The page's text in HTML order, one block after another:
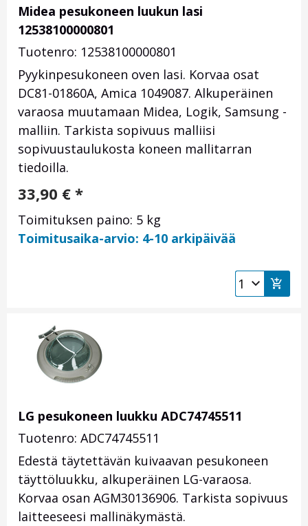
Midea pesukoneen luukun lasi
12538100000801
Tuotenro: 12538100000801
Pyykinpesukoneen oven lasi. Korvaa osat
DC81-01860A, Amica 1049087. Alkuperäinen
varaosa muutamaan Midea, Logik, Samsung -
malliin. Tarkista sopivuus malliisi
sopivuustaulukosta koneen mallitarran
tiedoilla.
33,90 € *
Toimituksen paino: 5 kg
Toimitusaika-arvio: 4-10 arkipäivää
LG pesukoneen luukku ADC74745511
Tuotenro: ADC74745511
Edestä täytettävän kuivaavan pesukoneen
täyttöluukku, alkuperäinen LG-varaosa.
Korvaa osan AGM30136906. Tarkista sopivuus
laitteeseesi mallinäkymästä.